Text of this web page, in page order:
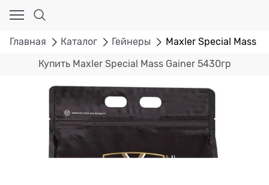
Главная Каталог Гейнеры Maxler Special Mass
Купить Maxler Special Mass Gainer 5430гр